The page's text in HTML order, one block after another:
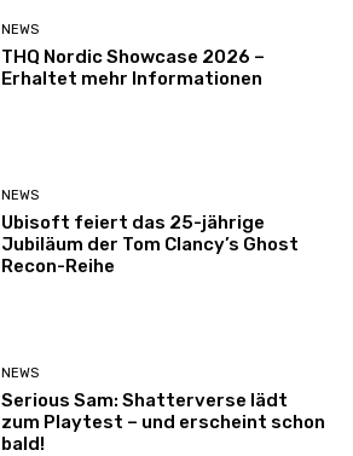
NEWS
THQ Nordic Showcase 2026 –
Erhaltet mehr Informationen
NEWS
Ubisoft feiert das 25-jährige
Jubiläum der Tom Clancy’s Ghost
Recon-Reihe
NEWS
Serious Sam: Shatterverse lädt
zum Playtest – und erscheint schon
bald!